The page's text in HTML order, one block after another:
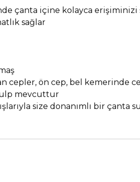
çanta içine kolayca erişiminizi
sağlar
cepler, ön cep, bel kemerinde
mevcuttur
size donanımlı bir çanta